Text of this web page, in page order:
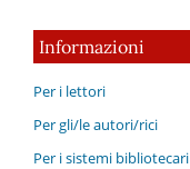
Informazioni
Per i lettori
Per gli/le autori/rici
Per i sistemi bibliotecari